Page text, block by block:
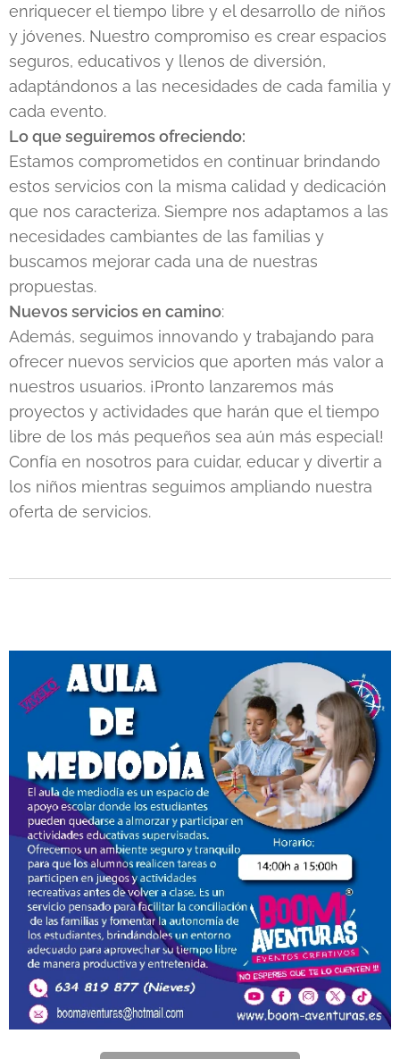
enriquecer el tiempo libre y el desarrollo de niños
y jóvenes. Nuestro compromiso es crear espacios
seguros, educativos y llenos de diversión,
adaptándonos a las necesidades de cada familia y
cada evento.
Lo que seguiremos ofreciendo:
Estamos comprometidos en continuar brindando
estos servicios con la misma calidad y dedicación
que nos caracteriza. Siempre nos adaptamos a las
necesidades cambiantes de las familias y
buscamos mejorar cada una de nuestras
propuestas.
Nuevos servicios en camino:
Además, seguimos innovando y trabajando para
ofrecer nuevos servicios que aporten más valor a
nuestros usuarios. ¡Pronto lanzaremos más
proyectos y actividades que harán que el tiempo
libre de los más pequeños sea aún más especial!
Confía en nosotros para cuidar, educar y divertir a
los niños mientras seguimos ampliando nuestra
oferta de servicios.